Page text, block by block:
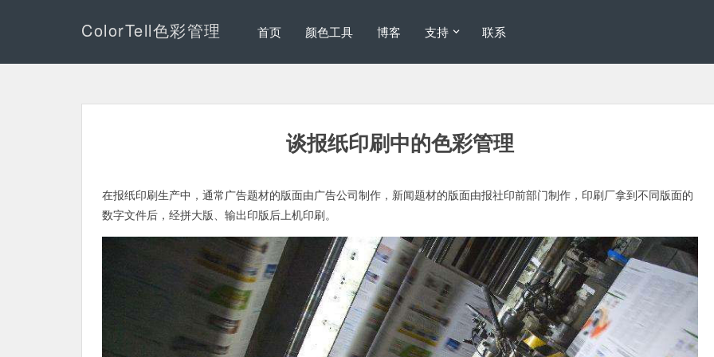
ColorTell色彩管理 首页 颜色工具 博客 支持 联系
谈报纸印刷中的色彩管理
在报纸印刷生产中，通常广告题材的版面由广告公司制作，新闻题材的版面由报社印前部门制作，印刷厂拿到不同版面的
数字文件后，经拼大版、输出印版后上机印刷。